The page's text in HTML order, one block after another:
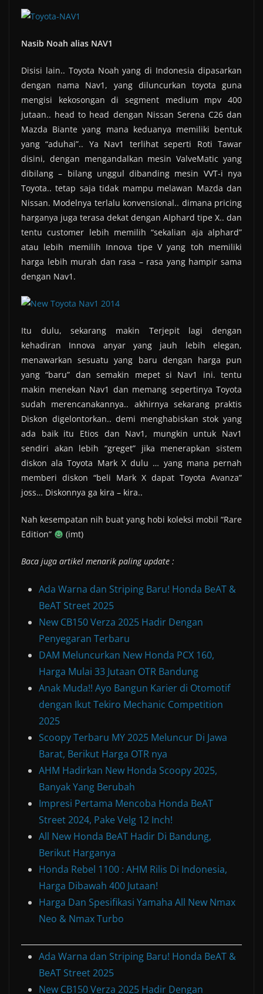
Nasib Noah alias NAV1
Disisi lain.. Toyota Noah yang di Indonesia dipasarkan
dengan nama Nav1, yang diluncurkan toyota guna
mengisi kekosongan di segment medium mpv 400
jutaan.. head to head dengan Nissan Serena C26 dan
Mazda Biante yang mana keduanya memiliki bentuk
yang “aduhai”.. Ya Nav1 terlihat seperti Roti Tawar
disini, dengan mengandalkan mesin ValveMatic yang
dibilang – bilang unggul dibanding mesin VVT-i nya
Toyota.. tetap saja tidak mampu melawan Mazda dan
Nissan. Modelnya terlalu konvensional.. dimana pricing
harganya juga terasa dekat dengan Alphard tipe X.. dan
tentu customer lebih memilih “sekalian aja alphard”
atau lebih memilih Innova tipe V yang toh memiliki
harga lebih murah dan rasa – rasa yang hampir sama
dengan Nav1.
Itu dulu, sekarang makin Terjepit lagi dengan
kehadiran Innova anyar yang jauh lebih elegan,
menawarkan sesuatu yang baru dengan harga pun
yang “baru” dan semakin mepet si Nav1 ini. tentu
makin menekan Nav1 dan memang sepertinya Toyota
sudah merencanakannya.. akhirnya sekarang praktis
Diskon digelontorkan.. demi menghabiskan stok yang
ada baik itu Etios dan Nav1, mungkin untuk Nav1
sendiri akan lebih “greget” jika menerapkan sistem
diskon ala Toyota Mark X dulu … yang mana pernah
memberi diskon “beli Mark X dapat Toyota Avanza”
joss… Diskonnya ga kira – kira..
Nah kesempatan nih buat yang hobi koleksi mobil “Rare
Edition”
(imt)
Baca juga artikel menarik paling update :
Ada Warna dan Striping Baru! Honda BeAT &
BeAT Street 2025
New CB150 Verza 2025 Hadir Dengan
Penyegaran Terbaru
DAM Meluncurkan New Honda PCX 160,
Harga Mulai 33 Jutaan OTR Bandung
Anak Muda!! Ayo Bangun Karier di Otomotif
dengan Ikut Tekiro Mechanic Competition
2025
Scoopy Terbaru MY 2025 Meluncur Di Jawa
Barat, Berikut Harga OTR nya
AHM Hadirkan New Honda Scoopy 2025,
Banyak Yang Berubah
Impresi Pertama Mencoba Honda BeAT
Street 2024, Pake Velg 12 Inch!
All New Honda BeAT Hadir Di Bandung,
Berikut Harganya
Honda Rebel 1100 : AHM Rilis Di Indonesia,
Harga Dibawah 400 Jutaan!
Harga Dan Spesifikasi Yamaha All New Nmax
Neo & Nmax Turbo
Ada Warna dan Striping Baru! Honda BeAT &
BeAT Street 2025
New CB150 Verza 2025 Hadir Dengan